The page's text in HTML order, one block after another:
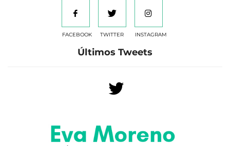
FACEBOOK TWITTER INSTAGRAM
Últimos Tweets